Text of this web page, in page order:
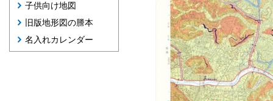
子供向け地図
旧版地形図の謄本
名入れカレンダー